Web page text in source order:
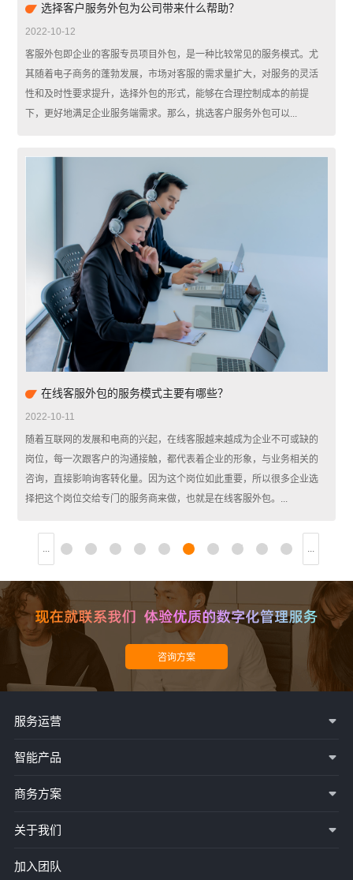
选择客户服务外包为公司带来什么帮助？
2022-10-12
客服外包即企业的客服专员项目外包，是一种比较常见的服务模式。尤
其随着电子商务的蓬勃发展，市场对客服的需求量扩大，对服务的灵活
性和及时性要求提升，选择外包的形式，能够在合理控制成本的前提
下，更好地满足企业服务端需求。那么，挑选客户服务外包可以...
在线客服外包的服务模式主要有哪些？
2022-10-11
随着互联网的发展和电商的兴起，在线客服越来越成为企业不可或缺的
岗位，每一次跟客户的沟通接触，都代表着企业的形象，与业务相关的
咨询，直接影响询客转化量。因为这个岗位如此重要，所以很多企业选
择把这个岗位交给专门的服务商来做，也就是在线客服外包。...
... 60 61 62 63 64 65 66 67 68 69 ...
服务运营
智能产品
商务方案
关于我们
加入团队